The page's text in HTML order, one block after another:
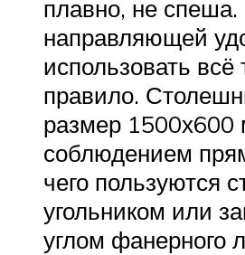
плавно, не спеша.
направляющей
использовать всё
правило.
размер 1500х600
соблюдением
чего пользуются
угольником или
углом фанерного